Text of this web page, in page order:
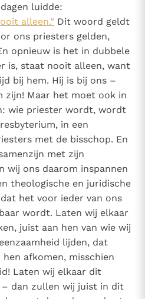
luidde:
alleen.” Dit woord geldt
ons priesters gelden,
opnieuw is het in dubbele
is, staat nooit alleen, want
bij hem. Hij is bij ons –
zijn! Maar het moet ook in
wie priester wordt, wordt
in een
met de bisschop. En
met zijn
wij ons daarom inspannen
theologische en juridische
het voor ieder van ons
wordt. Laten wij elkaar
juist aan hen van wie wij
lijden, dat
afkomen, misschien
Laten wij elkaar dit
– dan zullen wij juist in dit